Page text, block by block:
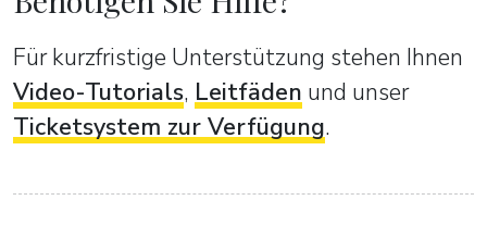
Für kurzfristige Unterstützung stehen Ihnen
Video-Tutorials, Leitfäden und unser
Ticketsystem zur Verfügung.